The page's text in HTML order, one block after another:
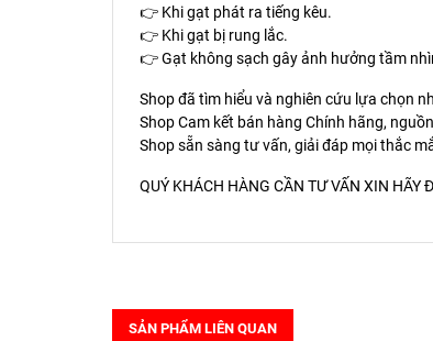
👉 Khi gạt phát ra tiếng kêu.
👉 Khi gạt bị rung lắc.
👉 Gạt không sạch gây ảnh hưởng tầm
Shop đã tìm hiểu và nghiên cứu lựa chọn
Shop Cam kết bán hàng Chính hãng,
Shop sẵn sàng tư vấn, giải đáp mọi thắc
QUÝ KHÁCH HÀNG CẦN TƯ VẤN XIN
SẢN PHẨM LIÊN QUAN